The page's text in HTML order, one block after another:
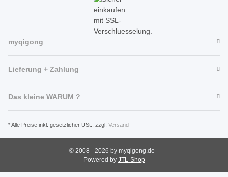
myqigong
Lieferung + Zahlung
Das kleine WARUM ?
* Alle Preise inkl. gesetzlicher USt., zzgl. Versand
© 2008 - 2026 by myqigong.de
Powered by JTL-Shop